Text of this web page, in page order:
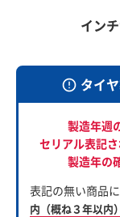
イン
タイ
製造年週
セリアル表記さ
製造年の
表記の無い商品
内（概ね３年以内）